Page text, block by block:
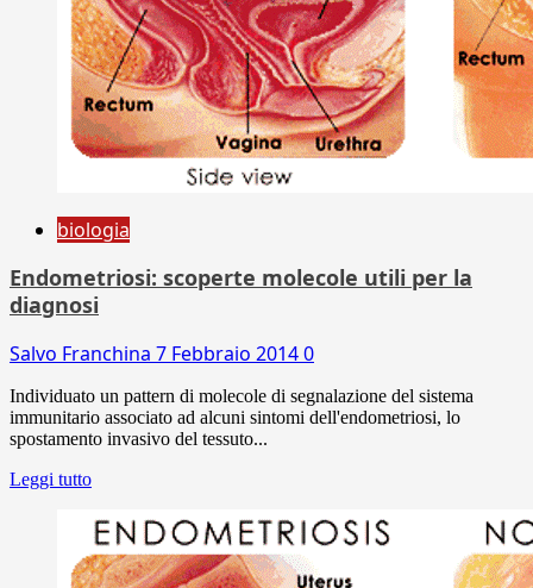
biologia
Endometriosi: scoperte molecole utili per la
diagnosi
Salvo Franchina 7 Febbraio 20140
Individuato un pattern di molecole di segnalazione del sistema
immunitario associato ad alcuni sintomi dell'endometriosi, lo
spostamento invasivo del tessuto...
Leggi tutto